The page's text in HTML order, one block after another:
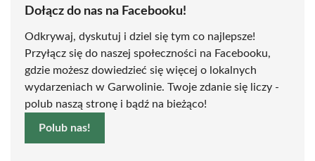
Dołącz do nas na Facebooku!
Odkrywaj, dyskutuj i dziel się tym co najlepsze!
Przyłącz się do naszej społeczności na Facebooku,
gdzie możesz dowiedzieć się więcej o lokalnych
wydarzeniach w Garwolinie. Twoje zdanie się liczy -
polub naszą stronę i bądź na bieżąco!
Polub nas!